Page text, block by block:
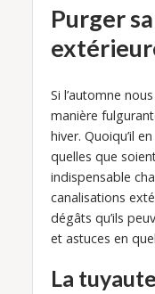
Purger
Si l’automne
manière
hiver. Quoiqu’il
quelles que
indispensable
canalisations
dégâts qu’ils
et astuces en
La